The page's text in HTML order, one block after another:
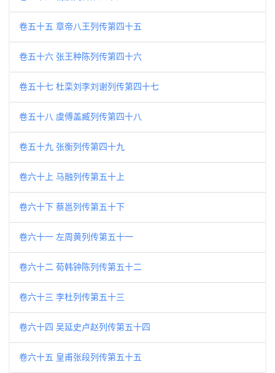
卷五十五 章帝八王列传第四十五
卷五十六 张王种陈列传第四十六
卷五十七 杜栾刘李刘谢列传第四十七
卷五十八 虞傅盖臧列传第四十八
卷五十九 张衡列传第四十九
卷六十上 马融列传第五十上
卷六十下 蔡邕列传第五十下
卷六十一 左周黄列传第五十一
卷六十二 荀韩钟陈列传第五十二
卷六十三 李杜列传第五十三
卷六十四 吴延史卢赵列传第五十四
卷六十五 皇甫张段列传第五十五